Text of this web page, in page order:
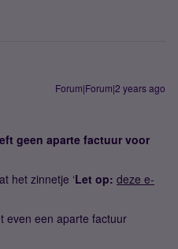
Forum|Forum|2 years ago
geen aparte factuur voor
het zinnetje ‘Let op: deze e-
even een aparte factuur